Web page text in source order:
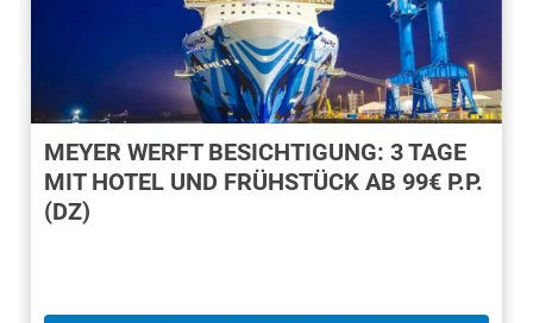
MEYER WERFT BESICHTIGUNG: 3 TAGE
MIT HOTEL UND FRÜHSTÜCK AB 99€ P.P.
(DZ)